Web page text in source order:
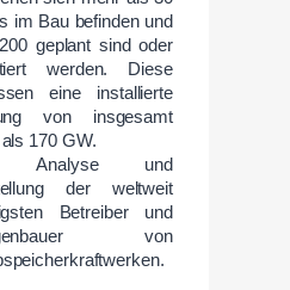
im Bau befinden und
geplant sind oder
werden. Diese
eine installierte
von insgesamt
170 GW.
Analyse und
der weltweit
Betreiber und
von